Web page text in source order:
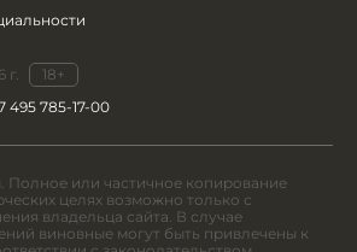
г.
18+
495 785-17-00
Полное или частичное копирование
целях возможно только с
владельца сайта. В случае
виновные могут быть привлечены к